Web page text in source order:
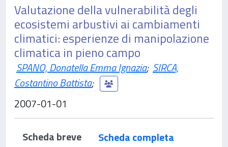
Valutazione della vulnerabilità degli
ecosistemi arbustivi ai cambiamenti
climatici: esperienze di manipolazione
climatica in pieno campo
SPANO, Donatella Emma Ignazia; SIRCA,
Costantino Battista;
2007-01-01
Scheda breve
Scheda completa